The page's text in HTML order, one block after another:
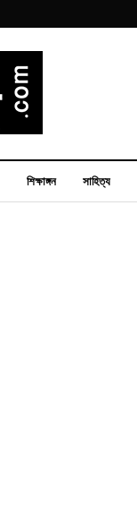
শিক্ষাঙ্গন সাহিত্য